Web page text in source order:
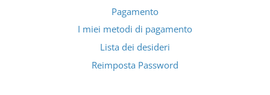
Pagamento
I miei metodi di pagamento
Lista dei desideri
Reimposta Password